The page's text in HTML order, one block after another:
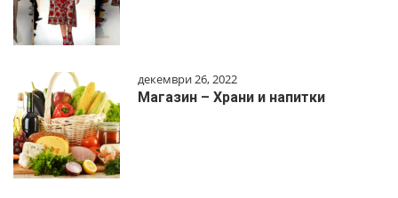
декември 26, 2022
Магазин – Храни и напитки